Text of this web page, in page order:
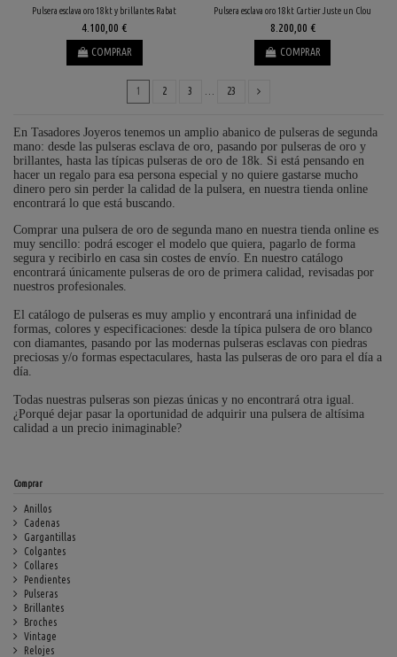
Pulsera esclava oro 18kt y brillantes Rabat
4.100,00 €
COMPRAR
Pulsera esclava oro 18kt Cartier Juste un Clou
8.200,00 €
COMPRAR
1 2 3 23
En Tasadores Joyeros tenemos un amplio abanico de pulseras de segunda
mano: desde las pulseras esclava de oro, pasando por pulseras de oro y
brillantes, hasta las típicas pulseras de oro de 18k. Si está pensando en
hacer un regalo para esa persona especial y no quiere gastarse mucho
dinero pero sin perder la calidad de la pulsera, en nuestra tienda online
encontrará lo que está buscando.
Comprar una pulsera de oro de segunda mano en nuestra tienda online es
muy sencillo: podrá escoger el modelo que quiera, pagarlo de forma
segura y recibirlo en casa sin costes de envío. En nuestro catálogo
encontrará únicamente pulseras de oro de primera calidad, revisadas por
nuestros profesionales.
El catálogo de pulseras es muy amplio y encontrará una infinidad de
formas, colores y especificaciones: desde la típica pulsera de oro blanco
con diamantes, pasando por las modernas pulseras esclavas con piedras
preciosas y/o formas espectaculares, hasta las pulseras de oro para el día a
día.
Todas nuestras pulseras son piezas únicas y no encontrará otra igual.
¿Porqué dejar pasar la oportunidad de adquirir una pulsera de altísima
calidad a un precio inimaginable?
Comprar
Anillos
Cadenas
Gargantillas
Colgantes
Collares
Pendientes
Pulseras
Brillantes
Broches
Vintage
Relojes